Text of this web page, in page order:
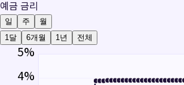
예금 금리
일 주
월
1달
6개월 1년 전체
5%
4%